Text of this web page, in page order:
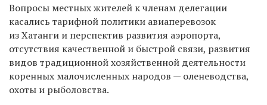
Вопросы местных жителей к членам делегации
касались тарифной политики авиаперевозок
из Хатанги и перспектив развития аэропорта,
отсутствия качественной и быстрой связи, развития
видов традиционной хозяйственной деятельности
коренных малочисленных народов — оленеводства,
охоты и рыболовства.